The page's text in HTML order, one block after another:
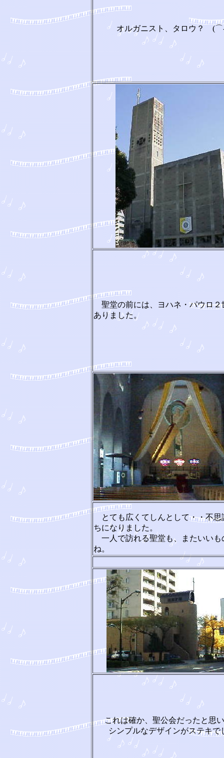
オルガニスト、タロウ？
聖堂の前には、ヨハネ・パウロ２
ありました。
とても広くてしんとして・・不思
ちになりました。
一人で訪れる聖堂も、またいいも
ね。
これは確か、聖公会だったと思
シンプルなデザインがステキで